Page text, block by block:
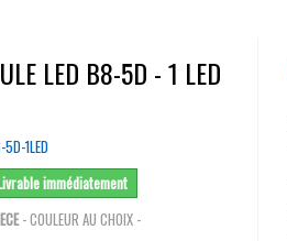
LED B8-5D - 1 LED
1LED
immédiatement
- COULEUR AU CHOIX -